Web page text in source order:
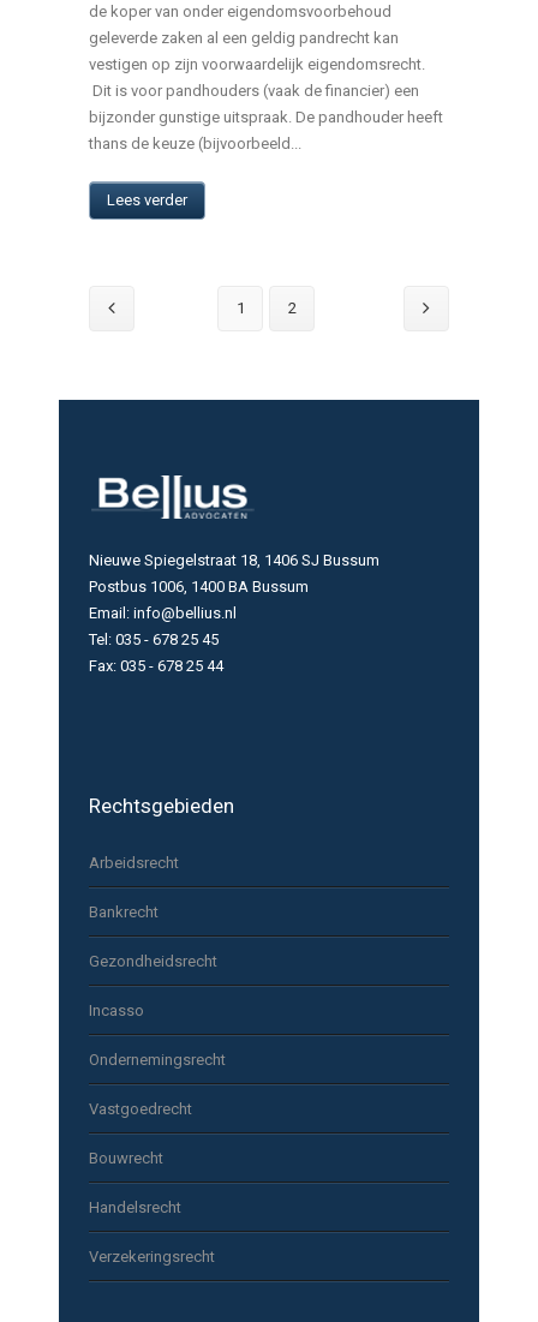
de koper van onder eigendomsvoorbehoud
geleverde zaken al een geldig pandrecht kan
vestigen op zijn voorwaardelijk eigendomsrecht.
Dit is voor pandhouders (vaak de financier) een
bijzonder gunstige uitspraak. De pandhouder heeft
thans de keuze (bijvoorbeeld...
Lees verder
1 2
Nieuwe Spiegelstraat 18, 1406 SJ Bussum
Postbus 1006, 1400 BA Bussum
Email: info@bellius.nl
Tel: 035 - 678 25 45
Fax: 035 - 678 25 44
Rechtsgebieden
Arbeidsrecht
Bankrecht
Gezondheidsrecht
Incasso
Ondernemingsrecht
Vastgoedrecht
Bouwrecht
Handelsrecht
Verzekeringsrecht